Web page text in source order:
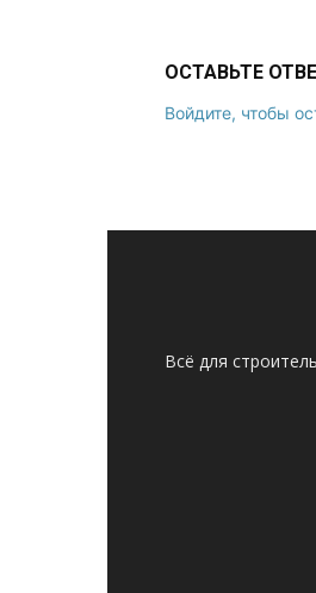
ОСТАВЬТЕ
Войдите, чтобы
Всё для